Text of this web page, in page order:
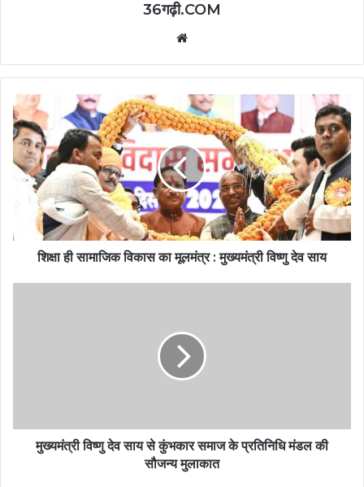
36गढ़ी.COM
शिक्षा ही सामाजिक विकास का मूलमंत्र : मुख्यमंत्री विष्णु देव साय
मुख्यमंत्री विष्णु देव साय से कुंभकार समाज के प्रतिनिधि मंडल की
सौजन्य मुलाकात